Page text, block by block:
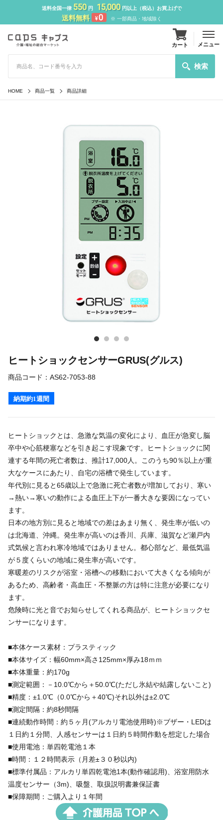
送料全国一律 550円 15,000円以上（税込）お買上げで
送料無料 ¥0 ※ 一部商品・地域除く
検索
カート メニュー
HOME 商品一覧 商品詳細
ヒートショックセンサーGRUS(グルス)
商品コード： AS62-7053-88
納期約1週間
ヒートショックとは、急激な気温の変化により、血圧が急変し脳
卒中や心筋梗塞などを引き起こす現象です。ヒートショックに関
連する年間の死亡者数は、推計17,000人。このうち90％以上が重
大なケースにあたり、自宅の浴槽で発生しています。
年代別に見ると65歳以上で急激に死亡者数が増加しており、寒い
→熱い→寒いの動作による血圧上下が一番大きな要因になってい
ます。
日本の地方別に見ると地域での差はあまり無く、発生率が低いの
は北海道、沖縄。発生率が高いのは香川、兵庫、滋賀など瀬戸内
式気候と言われ寒冷地域ではありません。都心部など、最低気温
が５度くらいの地域に発生率が高いです。
寒暖差のリスクが浴室・浴槽への移動において大きくなる傾向が
あるため、高齢者・高血圧・不整脈の方は特に注意が必要になり
ます。
危険時に光と音でお知らせしてくれる商品が、ヒートショックセ
ンサーになります。
■本体ケース素材：プラスティック
■本体サイズ：幅60mm×高さ125mm×厚み18ｍｍ
■本体重量：約170g
■測定範囲：－10.0℃から＋50.0℃(ただし氷結や結露しないこと)
■精度：±1.0℃（0.0℃から＋40℃)それ以外は±2.0℃
■測定間隔：約8秒間隔
■連続動作時間：約５ヶ月(アルカリ電池使用時)※ブザー・LEDは
１日約１分間、人感センサーは１日約５時間作動を想定した場合
■使用電池：単四乾電池１本
■時間：１２時間表示（月差±３０秒以内)
■標準付属品：アルカリ単四乾電池1本(動作確認用)、浴室用防水
温度センサー（3m)、吸盤、取扱説明書兼保証書
■保障期間：ご購入より１年間